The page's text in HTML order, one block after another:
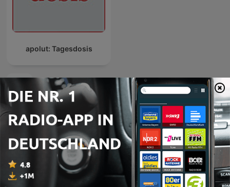
apolut: Tagesdosis
Internationale Regierung-Podcasts